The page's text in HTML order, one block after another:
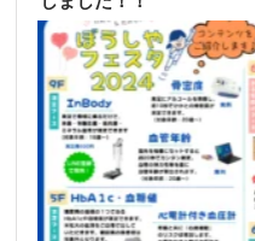
ちろん、地域に根ざした情報
まいります
【スタンプ概要】 ・名称：ぼうしや薬局公式スタ
ンプ ・価格：150円（または
・購入URL：[ぼうしや薬局
https://line.me/S/sticker/